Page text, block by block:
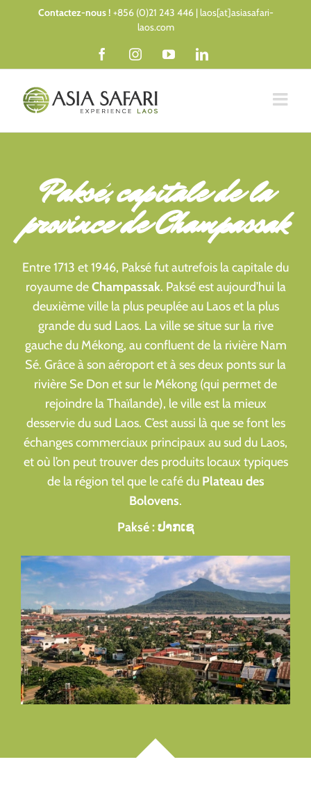
Contactez-nous ! +856 (0)21 243 446 | laos[at]asiasafari-
laos.com
FacebookInstagramYouTubeLinkedIn
Paksé, capitale de la
province de Champassak
Entre 1713 et 1946, Paksé fut autrefois la capitale du
royaume deChampassak. Paksé est aujourd’hui la
deuxième ville la plus peuplée au Laos et la plus
grande du sud Laos. La ville se situe sur la rive
gauche du Mékong, au confluent de la rivière Nam
Sé. Grâce à son aéroport et à ses deux ponts sur la
rivière Se Don et sur le Mékong (qui permet de
rejoindre la Thaïlande), le ville est la mieux
desservie du sud Laos. C’est aussi là que se font les
échanges commerciaux principaux au sud du Laos,
et où l’on peut trouver des produits locaux typiques
de la région tel que le café du Plateau des
Bolovens.
Paksé : ປາກເຊ